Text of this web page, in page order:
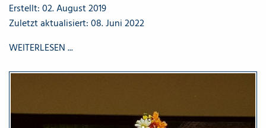
Erstellt: 02. August 2019
Zuletzt aktualisiert: 08. Juni 2022
WEITERLESEN ...